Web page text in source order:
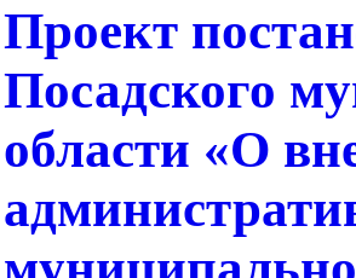
Проект
Посадского
области «О